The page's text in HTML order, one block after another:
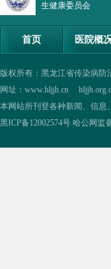
生健康委员会
首页 医院概
版权所有：黑龙江省传染病防
网址：www.hljjh.cn
本网站所刊登各种新闻、信息
黑ICP备12002574号 哈公网监